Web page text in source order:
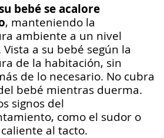
bebé se acalore
, manteniendo la
ambiente a un nivel
a su bebé según la
de la habitación, sin
de lo necesario. No cubra
bebé mientras duerma.
signos del
como el sudor o
al tacto.